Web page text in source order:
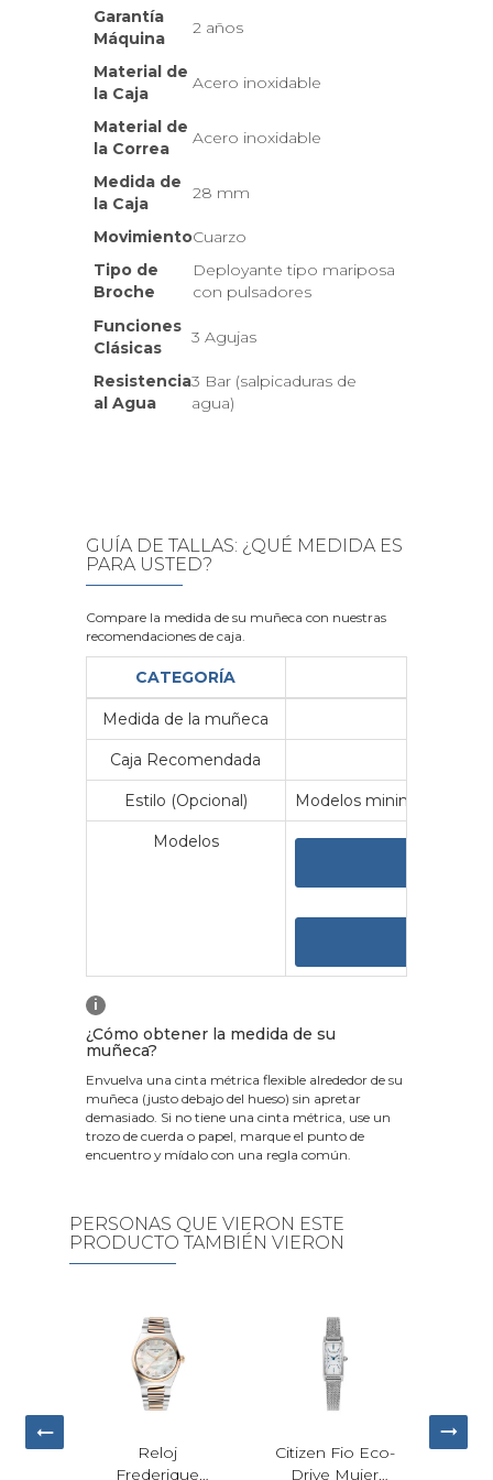
Garantía
Máquina
2 años
Material de
la Caja
Acero inoxidable
Material de
la Correa
Acero inoxidable
Medida de
la Caja
28 mm
MovimientoCuarzo
Tipo de
Broche
Deployante tipo mariposa
con pulsadores
Funciones
Clásicas
3 Agujas
Resistencia
al Agua
3 Bar (salpicaduras de
agua)
GUÍA DE TALLAS: ¿QUÉ MEDIDA ES
PARA USTED?
Compare la medida de su muñeca con nuestras
recomendaciones de caja.
CATEGORÍA
Medida de la muñeca
Caja Recomendada
Estilo (Opcional) Modelos minimalistas y
Modelos
i
¿Cómo obtener la medida de su
muñeca?
Envuelva una cinta métrica flexible alrededor de su
muñeca (justo debajo del hueso) sin apretar
demasiado. Si no tiene una cinta métrica, use un
trozo de cuerda o papel, marque el punto de
encuentro y mídalo con una regla común.
PERSONAS QUE VIERON ESTE
PRODUCTO TAMBIÉN VIERON
PR
Reloj
Frederique
Citizen Fio Eco-
Drive Mujer